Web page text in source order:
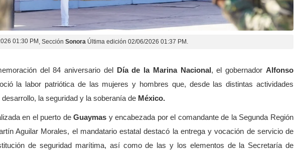
01:30 PM , Sección Sonora Última edición 02/06/2026 01:37 PM.
del 84 aniversario del Día de la Marina Nacional, el gobernadorAlfonso
la labor patriótica de las mujeres y hombres que, desde las distintas actividades
la seguridad y la soberanía de México.
en el puerto deGuaymas y encabezada por el comandante de la Segunda Región
Aguilar Morales, el mandatario estatal destacó la entrega y vocación de servicio de
de seguridad marítima, así como de las y los elementos de la Secretaría de